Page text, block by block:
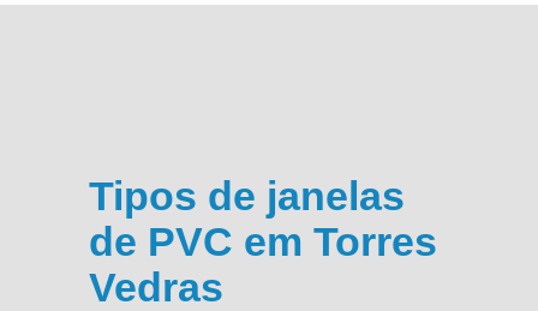
Tipos de janelas
de PVC em Torres
Vedras